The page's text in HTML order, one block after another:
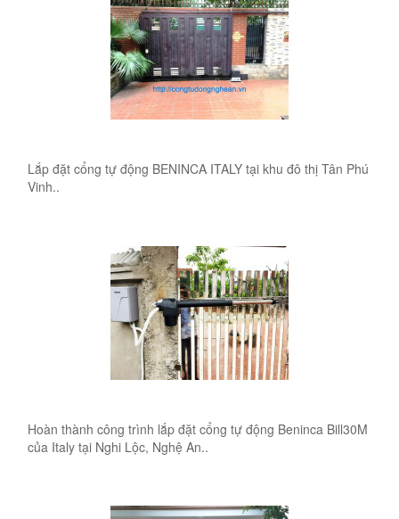
Lắp đặt cổng tự động BENINCA ITALY tại khu đô thị Tân Phú
Vinh..
Hoàn thành công trình lắp đặt cổng tự động Beninca Bill30M
của Italy tại Nghi Lộc, Nghệ An..